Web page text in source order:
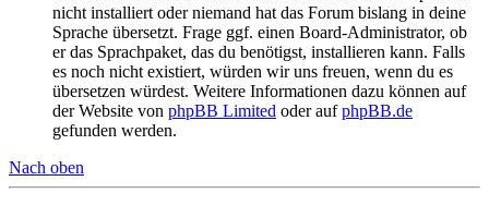
nicht installiert oder niemand hat das Forum bislang in deine
Sprache übersetzt. Frage ggf. einen Board-Administrator, ob
er das Sprachpaket, das du benötigst, installieren kann. Falls
es noch nicht existiert, würden wir uns freuen, wenn du es
übersetzen würdest. Weitere Informationen dazu können auf
der Website von phpBB Limited oder aufphpBB.de
gefunden werden.
Nach oben